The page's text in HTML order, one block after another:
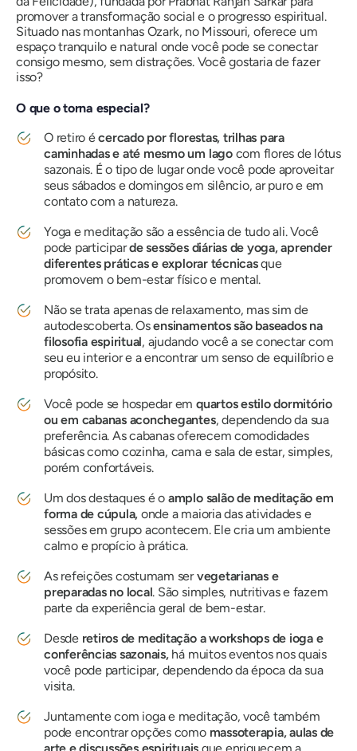
promover a transformação social e o progresso espiritual.
Situado nas montanhas Ozark, no Missouri, oferece um
espaço tranquilo e natural onde você pode se conectar
consigo mesmo, sem distrações. Você gostaria de fazer
isso?
O que o torna especial?
O retiro écercado por florestas, trilhas para
caminhadas e até mesmo um lago com flores de lótus
sazonais. É o tipo de lugar onde você pode aproveitar
seus sábados e domingos em silêncio, ar puro e em
contato com a natureza.
Yoga e meditação são a essência de tudo ali. Você
pode participarde sessões diárias de yoga, aprender
diferentes práticas e explorar técnicasque
promovem o bem-estar físico e mental.
Não se trata apenas de relaxamento, mas sim de
autodescoberta. Osensinamentos são baseados na
filosofia espiritual, ajudando você a se conectar com
seu eu interior e a encontrar um senso de equilíbrio e
propósito.
Você pode se hospedar em quartos estilo dormitório
ou em cabanas aconchegantes, dependendo da sua
preferência. As cabanas oferecem comodidades
básicas como cozinha, cama e sala de estar, simples,
porém confortáveis.
Um dos destaques é o amplo salão de meditação em
forma de cúpula, onde a maioria das atividades e
sessões em grupo acontecem. Ele cria um ambiente
calmo e propício à prática.
As refeições costumam servegetarianas e
preparadas no local. São simples, nutritivas e fazem
parte da experiência geral de bem-estar.
Desde retiros de meditação a workshops de ioga e
conferências sazonais,há muitos eventos nos quais
você pode participar, dependendo da época da sua
visita.
Juntamente com ioga e meditação, você também
pode encontrar opções como massoterapia, aulas de